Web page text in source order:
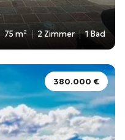
75 m² 2 Zimmer 1 Bad
380.000 €